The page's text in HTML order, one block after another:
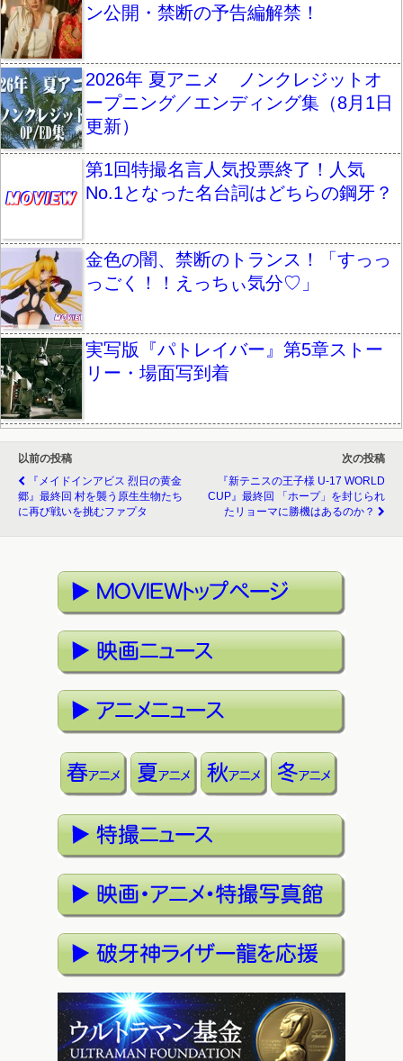
ン公開・禁断の予告編解禁！
2026年 夏アニメ ノンクレジットオ
ープニング／エンディング集（8月1日
更新）
第1回特撮名言人気投票終了！人気
No.1となった名台詞はどちらの鋼牙？
金色の闇、禁断のトランス！「すっっ
っごく！！えっちぃ気分♡」
実写版『パトレイバー』第5章ストー
リー・場面写到着
以前の投稿
『メイドインアビス 烈日の黄金
郷』最終回 村を襲う原生生物たち
に再び戦いを挑むファプタ
次の投稿
『新テニスの王子様 U-17 WORLD
CUP』最終回 「ホープ」を封じられ
たリョーマに勝機はあるのか？